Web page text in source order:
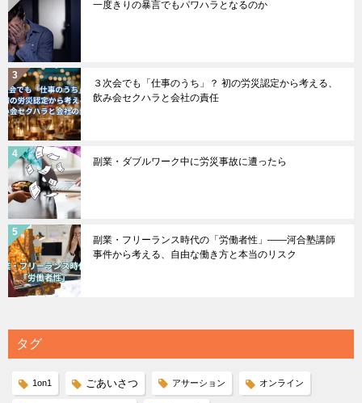
一度きりの暴言でもパワハラとなるのか
３次会でも「仕事のうち」？ 初の労災認定から考える、
飲み会セクハラと会社の責任
副業・ダブルワーク中に労災事故に遭ったら
副業・フリーランス時代の「労働者性」――河合塾講師
事件から考える、自由な働き方と本当のリスク
タグ
1on1 ごあいさつ アサーション オンライン